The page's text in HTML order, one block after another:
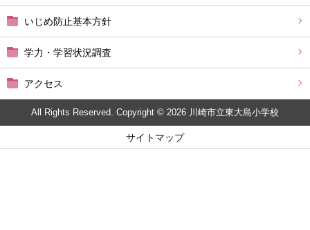
いじめ防止基本方針
学力・学習状況調査
アクセス
All Rights Reserved. Copyright © 2026 川崎市立東大島小学校
サイトマップ